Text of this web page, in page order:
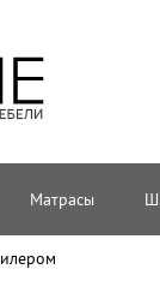
Матрасы